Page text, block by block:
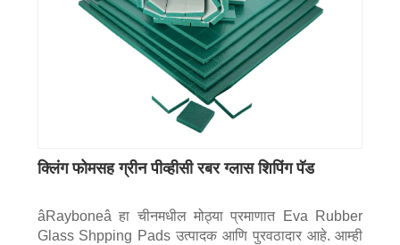
क्लिंग फोमसह ग्रीन पीव्हीसी रबर ग्लास शिपिंग पॅड
âRayboneâ हा चीनमधील मोठ्या प्रमाणात Eva Rubber
Glass Shpping Pads उत्पादक आणि पुरवठादार आहे. आम्ही